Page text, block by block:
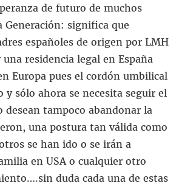
de futuro de muchos
Generación: significa que
españoles de origen por LMH
residencia legal en España
Europa pues el cordón umbilical
y sólo ahora se necesita seguir el
desean tampoco abandonar la
una postura tan válida como
se han ido o se irán a
en USA o cualquier otro
duda cada una de estas